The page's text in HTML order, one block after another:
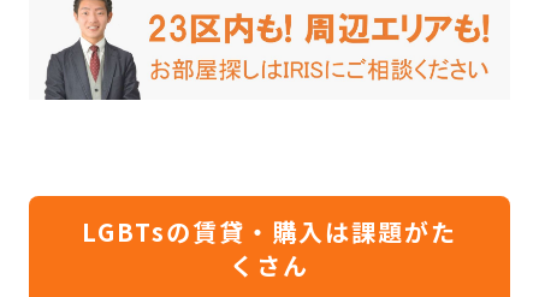
LGBTsの賃貸・購入は課題がた
くさん